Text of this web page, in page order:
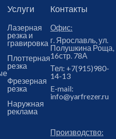
Услуги
Лазерная
резка и
гравировка
Плоттерная
резка
Фрезерная
резка
Наружная
реклама
Контакты
Офис:
г. Ярославль, ул.
Полушкина Роща,
16стр. 78А
Тел: +7(915)980-
14-13
E-mail:
info@yarfrezer.ru
Производство: